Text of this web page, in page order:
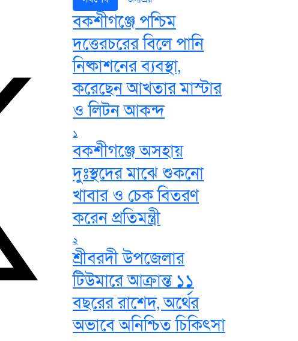
বকশীগঞ্জে পশ্চিম
দত্তেরচরের বিলে পানি
নিষ্কাশনের ব্যবস্থা,
করেছেন আখতার মাস্টার
ও লিটন আকন্দ
১
বকশীগঞ্জে অসহায়
দুঃস্থদের মাঝে শুকনো
খাবার ও চেক বিতরণ
করেন প্রতিমন্ত্রী
২
শ্রীবরদী উপজেলার
টিউমারে আক্রান্ত ১১
বছরের রাশেদ, অর্থের
অভাবে অনিশ্চিত চিকিৎসা